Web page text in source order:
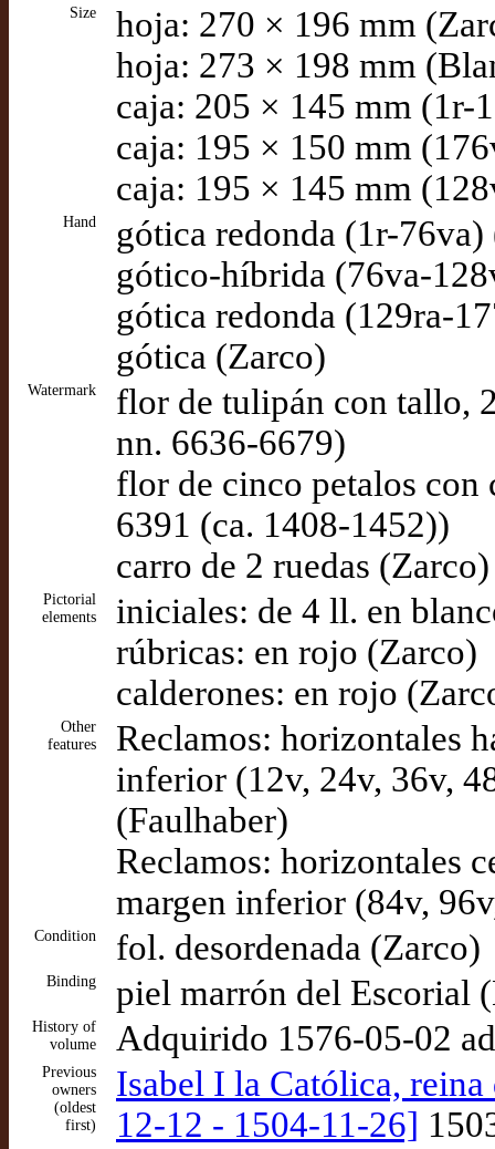
Size
hoja: 270 × 196 mm
hoja: 273 × 198 mm
caja: 205 × 145 mm (1r-
caja: 195 × 150 mm
caja: 195 × 145 mm
Hand
gótica redonda (1r-76va)
gótico-híbrida (76va-
gótica redonda (129ra-
gótica (Zarco)
Watermark
flor de tulipán con tallo,
nn. 6636-6679)
flor de cinco petalos
6391 (ca. 1408-1452))
carro de 2 ruedas (Zarco)
Pictorial
elements
iniciales: de 4 ll. en
rúbricas: en rojo (Zarco)
calderones: en rojo
Other
features
Reclamos: horizontales
inferior (12v, 24v, 36v,
(Faulhaber)
Reclamos: horizontales
margen inferior (84v,
Condition fol. desordenada (Zarco)
Binding piel marrón del Escorial
History of
volume
Adquirido 1576-05-02
Previous
owners
(oldest
first)
Isabel I la Católica,
12-12 - 1504-11-26]